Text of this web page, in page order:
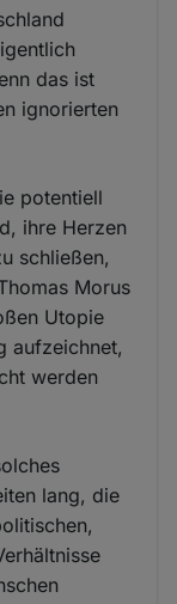
das ist
ignorierten
potentiell
ihre Herzen
schließen,
Morus
Utopie
aufzeichnet,
werden
lang, die